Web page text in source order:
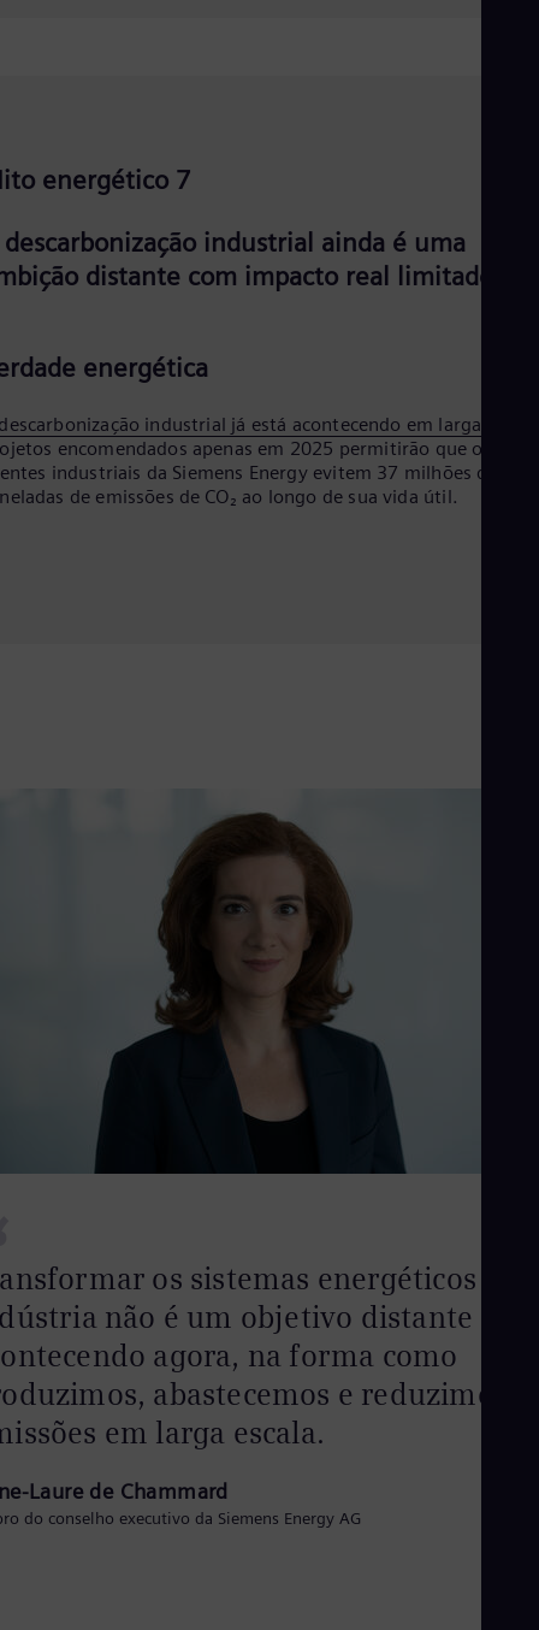
energético 7
industrial ainda é uma
distante com impacto real limitado.
energética
industrial já está acontecendo em larga
encomendados apenas em 2025 permitirão que os
industriais da Siemens Energy evitem 37 milhões de
de emissões de CO₂ ao longo de sua vida útil.
os sistemas energéticos da
não é um objetivo distante –
agora, na forma como
abastecemos e reduzimos
em larga escala.
Laure de Chammard
do conselho executivo da Siemens Energy AG